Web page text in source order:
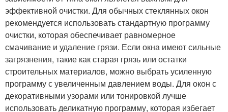
эффективной очистки. Для обычных стеклянных окон
рекомендуется использовать стандартную программу
очистки, которая обеспечивает равномерное
смачивание и удаление грязи. Если окна имеют сильные
загрязнения, такие как старая грязь или остатки
строительных материалов, можно выбрать усиленную
программу с увеличенным давлением воды. Для окон с
декоративными узорами или тонировкой лучше
использовать деликатную программу, которая избегает